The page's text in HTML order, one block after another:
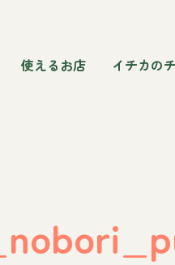
使えるお店 イチカの